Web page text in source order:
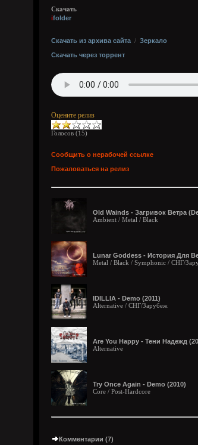
Скачать
ifolder
Скачать из архива сайта / Зеркало
Скачать через торрент
Оцените релиз
Голосов (15)
Сообщить о нерабочей ссылке
Пожаловаться на релиз
Old Wainds - Загривок Ветра
Ambient / Metal / Black
Lunar Goddess - История Для
Metal / Black / Symphonic / СНГ/
IDILLIA - Demo (2011)
Alternative / СНГ/Зарубеж
Are You Happy - Тени Надежд
Alternative
Try Once Again - Demo (2010)
Core / Post-Hardcore
Комментарии (7)